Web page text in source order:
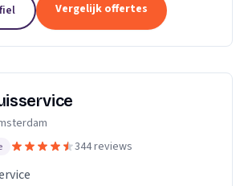
Vergelijk offertes
344 reviews